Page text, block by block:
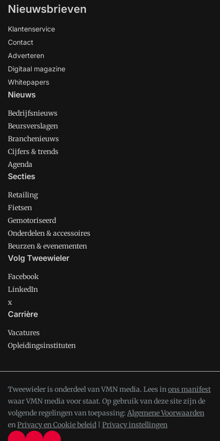
Nieuwsbrieven
Klantenservice
Contact
Adverteren
Digitaal magazine
Whitepapers
Nieuws
Bedrijfsnieuws
Beursverslagen
Branchenieuws
Cijfers & trends
Agenda
Secties
Retailing
Fietsen
Gemotoriseerd
Onderdelen & accessoires
Beurzen & evenementen
Volg Tweewieler
Facebook
LinkedIn
x
Carrière
Vacatures
Opleidingsinstituten
Tweewieler is onderdeel van VMN media. Lees inons manifest
waar VMN media voor staat. Op gebruik van deze site zijn de
volgende regelingen van toepassing: Algemene Voorwaarden
enPrivacy en Cookie beleid Privacy instellingen